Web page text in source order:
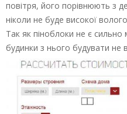
повітря, його порівнюють з
ніколи не буде високої
Так як піноблоки не є
будинки з нього будувати не